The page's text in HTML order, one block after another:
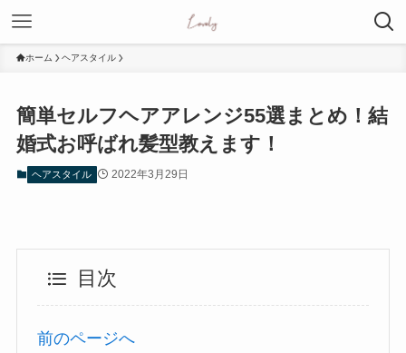
ホーム ヘアスタイル
簡単セルフヘアアレンジ55選まとめ！結
婚式お呼ばれ髪型教えます！
ヘアスタイル 2022年3月29日
目次
前のページへ